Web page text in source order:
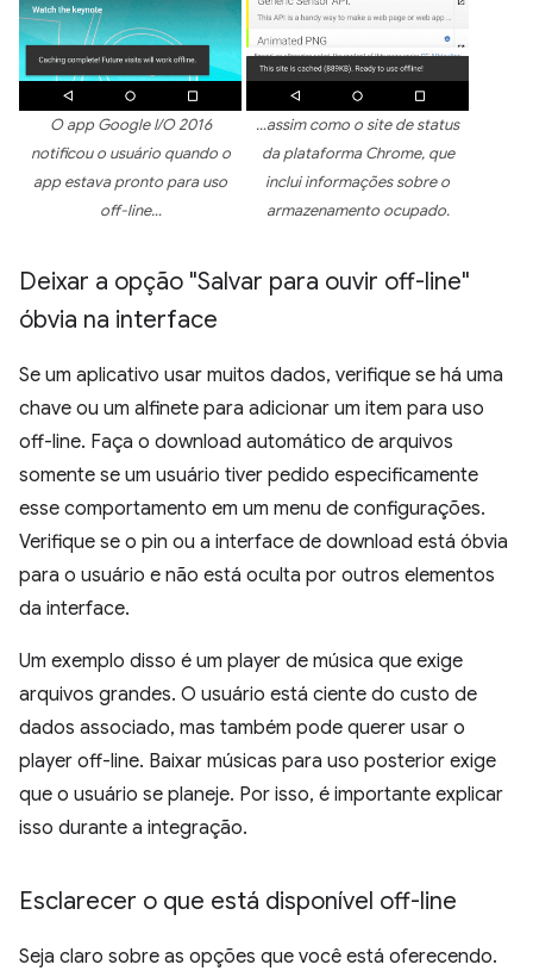
O app Google I/O 2016
notificou o usuário quando o
app estava pronto para uso
off-line…
…assim como o site de status
da plataforma Chrome, que
inclui informações sobre o
armazenamento ocupado.
Deixar a opção "Salvar para ouvir off-line"
óbvia na interface
Se um aplicativo usar muitos dados, verifique se há uma
chave ou um alfinete para adicionar um item para uso
off-line. Faça o download automático de arquivos
somente se um usuário tiver pedido especificamente
esse comportamento em um menu de configurações.
Verifique se o pin ou a interface de download está óbvia
para o usuário e não está oculta por outros elementos
da interface.
Um exemplo disso é um player de música que exige
arquivos grandes. O usuário está ciente do custo de
dados associado, mas também pode querer usar o
player off-line. Baixar músicas para uso posterior exige
que o usuário se planeje. Por isso, é importante explicar
isso durante a integração.
Esclarecer o que está disponível off-line
Seja claro sobre as opções que você está oferecendo.